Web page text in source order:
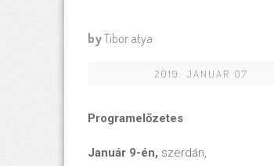
byTibor atya
2019. JANUAR 07
Programelőzetes
Január 9-én, szerdán,